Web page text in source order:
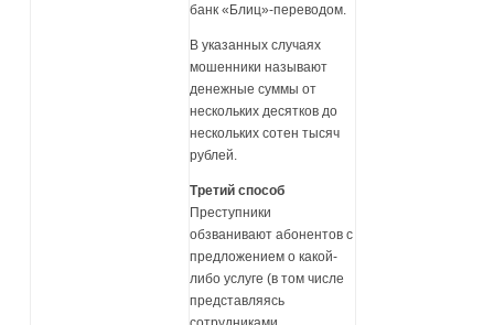
банк «Блиц»-переводом.
В указанных случаях
мошенники называют
денежные суммы от
нескольких десятков до
нескольких сотен тысяч
рублей.
Третий способ
Преступники
обзванивают абонентов с
предложением о какой-
либо услуге (в том числе
представляясь